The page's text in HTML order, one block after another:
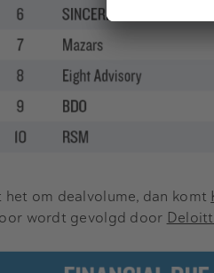
het om dealvolume, dan komt
wordt gevolgd door